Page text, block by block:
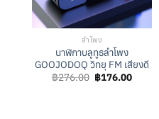
ลำโพง
นาฬิกาบลูทูธลำโพง
GOOJODOQ วิทยุ FM เสียงดี
฿276.00 Original
price
฿176.00Current